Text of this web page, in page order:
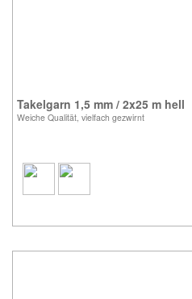
Takelgarn 1,5 mm / 2x25 m hell
Weiche Qualität, vielfach gezwirnt